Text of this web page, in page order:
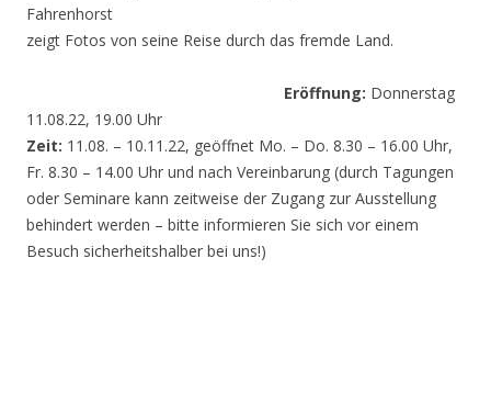
Fahrenhorst
zeigt Fotos von seine Reise durch das fremde Land.
Eröffnung: Donnerstag
11.08.22, 19.00 Uhr
Zeit: 11.08. – 10.11.22, geöffnet Mo. – Do. 8.30 – 16.00 Uhr,
Fr. 8.30 – 14.00 Uhr und nach Vereinbarung (durch Tagungen
oder Seminare kann zeitweise der Zugang zur Ausstellung
behindert werden – bitte informieren Sie sich vor einem
Besuch sicherheitshalber bei uns!)